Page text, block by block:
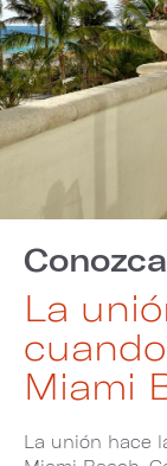
La
Miami
La unión hace